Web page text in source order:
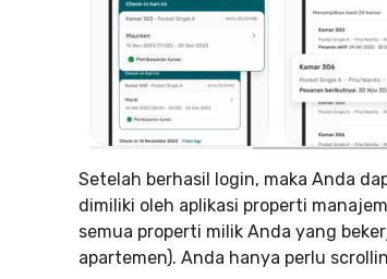
Setelah berhasil login, maka Anda
dimiliki oleh aplikasi properti
semua properti milik Anda yang
apartemen). Anda hanya perlu